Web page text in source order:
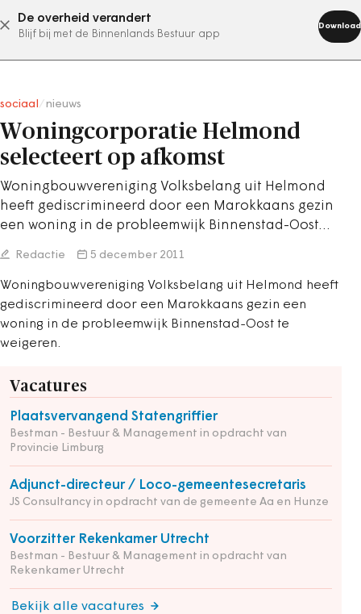
De overheid verandert
Blijf bij met de Binnenlands Bestuur app
Download
abonneer nu
sociaal nieuws
Woningcorporatie Helmond
selecteert op afkomst
Woningbouwvereniging Volksbelang uit Helmond
heeft gediscrimineerd door een Marokkaans gezin
een woning in de probleemwijk Binnenstad-Oost…
Redactie 5 december 2011
Woningbouwvereniging Volksbelang uit Helmond heeft
gediscrimineerd door een Marokkaans gezin een
woning in de probleemwijk Binnenstad-Oost te
weigeren.
Vacatures
Plaatsvervangend Statengriffier
Bestman - Bestuur & Management in opdracht van
Provincie Limburg
Adjunct-directeur / Loco-gemeentesecretaris
JS Consultancy in opdracht van de gemeente Aa en Hunze
Voorzitter Rekenkamer Utrecht
Bestman - Bestuur & Management in opdracht van
Rekenkamer Utrecht
Bekijk alle vacatures